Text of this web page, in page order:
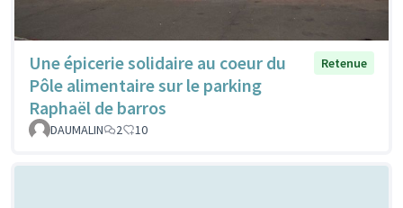
Une épicerie solidaire au coeur du
Pôle alimentaire sur le parking
Raphaël de barros
Retenue
DAUMALIN 2 10